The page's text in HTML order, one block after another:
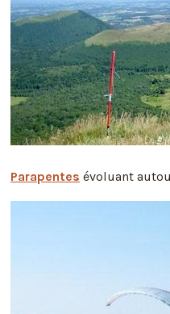
Parapentes évoluant